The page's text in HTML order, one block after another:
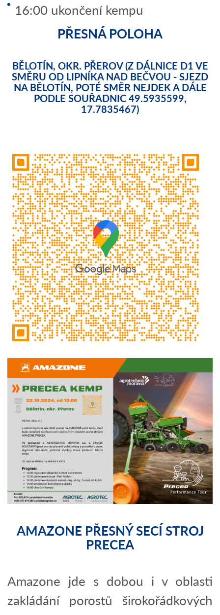
16:00 ukončení kempu
PŘESNÁ POLOHA
BĚLOTÍN, OKR. PŘEROV (Z DÁLNICE D1 VE
SMĚRU OD LIPNÍKA NAD BEČVOU - SJEZD
NA BĚLOTÍN, POTÉ SMĚR NEJDEK A DÁLE
PODLE SOUŘADNIC 49.5935599,
17.7835467)
AMAZONE PŘESNÝ SECÍ STROJ
PRECEA
Amazone jde s dobou i v oblasti
zakládání porostů širokořádkových